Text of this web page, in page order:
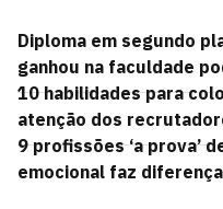
Diploma em segundo
ganhou na faculdade
10 habilidades para
atenção dos
9 profissões ‘a prova’
emocional faz diferença